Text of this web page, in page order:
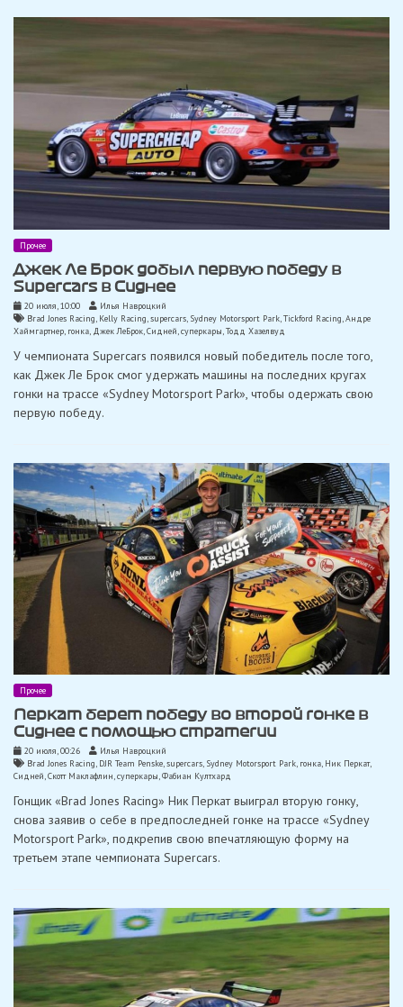
Прочее
Джек Ле Брок добыл первую победу в
Supercars в Сиднее
20 июля, 10:00
Илья Навроцкий
Brad Jones Racing Kelly Racing supercars Sydney Motorsport Park Tickford Racing Андре
Хаймгартнер гонка Джек ЛеБрок Сидней суперкары Тодд Хазелвуд
У чемпионата Supercars появился новый победитель после того,
как Джек Ле Брок смог удержать машины на последних кругах
гонки на трассе «Sydney Motorsport Park», чтобы одержать свою
первую победу.
Прочее
Перкат берет победу во второй гонке в
Сиднее с помощью стратегии
20 июля, 00:26
Илья Навроцкий
Brad Jones Racing, DJR Team Penske,supercars, Sydney Motorsport Park, гонка, Ник Перкат,
Сидней,Скотт Маклафлин,суперкары,Фабиан Култхард
Гонщик «Brad Jones Racing» Ник Перкат выиграл вторую гонку,
снова заявив о себе в предпоследней гонке на трассе «Sydney
Motorsport Park», подкрепив свою впечатляющую форму на
третьем этапе чемпионата Supercars.